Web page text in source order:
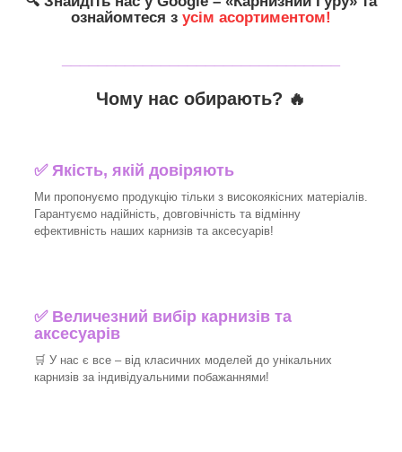
ознайомтеся з усім асортиментом!
Чому нас обирають? 🔥
✅Якість, якій довіряють
Ми пропонуємо продукцію тільки з високоякісних матеріалів.
Гарантуємо надійність, довговічність та відмінну
ефективність наших карнизів та аксесуарів!​
✅ Величезний вибір карнизів та
аксесуарів
🛒 У нас є все – від класичних моделей до унікальних
карнизів за індивідуальними побажаннями!​